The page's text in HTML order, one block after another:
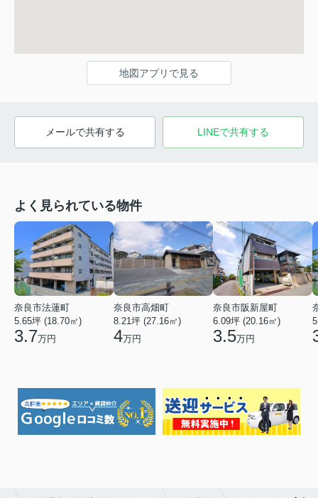
地図アプリで見る
メールで共有する LINEで共有する
よく見られている物件
奈良市法蓮町
5.65坪 (18.70㎡)
3.7万円
奈良市高畑町
8.21坪 (27.16㎡)
4万円
奈良市阪新屋町
6.09坪 (20.16㎡)
3.5万円